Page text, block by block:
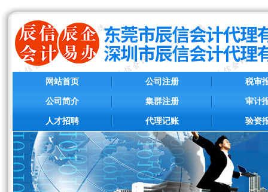
网站首页
公司简介
人才招聘
公司注册
集群注册
代理记账
税审
审计
验资